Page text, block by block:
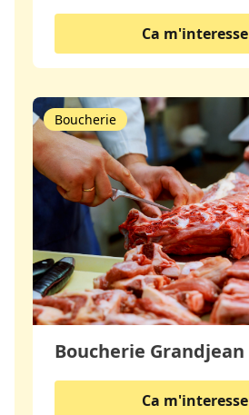
Ca m'interesse
Boucherie Grandjean
Boucherie
Ca m'interesse